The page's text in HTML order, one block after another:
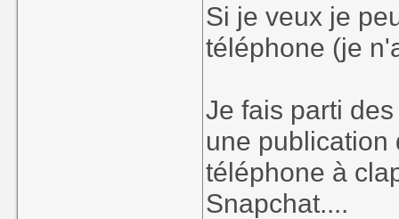
Si je veux je
téléphone (je
Je fais parti
une publication
téléphone à
Snapchat....